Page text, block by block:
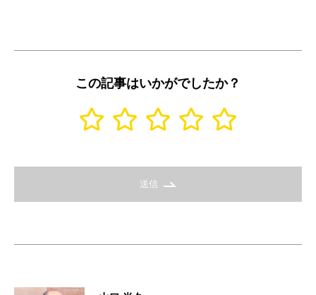
この記事はいかがでしたか？
送信